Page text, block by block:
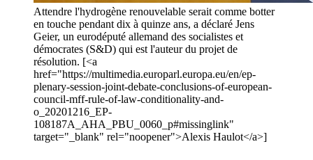
Attendre l'hydrogène renouvelable serait comme botter
en touche pendant dix à quinze ans, a déclaré Jens
Geier, un eurodéputé allemand des socialistes et
démocrates (S&D) qui est l'auteur du projet de
résolution. [<a
href="https://multimedia.europarl.europa.eu/en/ep-
plenary-session-joint-debate-conclusions-of-european-
council-mff-rule-of-law-conditionality-and-
o_20201216_EP-
108187A_AHA_PBU_0060_p#missinglink"
target="_blank" rel="noopener">Alexis Haulot</a>]